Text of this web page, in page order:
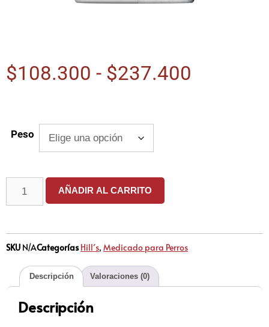
$108.300 - $237.400
Peso
AÑADIR AL CARRITO
SKU N/ACategorías Hill´s, Medicado para Perros
Descripción Valoraciones (0)
Descripción